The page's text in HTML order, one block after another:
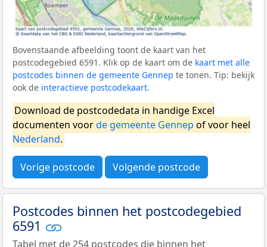
Bovenstaande afbeelding toont de kaart van het
postcodegebied 6591. Klik op de kaart om de kaart met alle
postcodes binnen de gemeente Gennep te tonen. Tip: bekijk
ook de interactieve postcodekaart.
Download de postcodedata in handige Excel
documenten voorde gemeente Gennep of voor heel
Nederland.
Vorige postcode Volgende postcode
Postcodes binnen het postcodegebied
6591
Tabel met de 254 postcodes die binnen het